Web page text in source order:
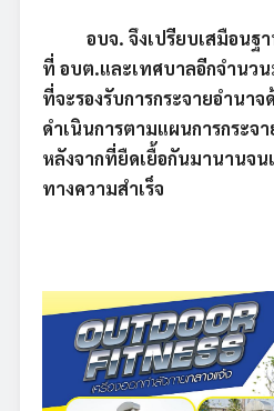
อบจ. จึงเปรียบเสมือน
ที่ อบต.และเทศบาลอีกจำนว
ที่จะรองรับการกระจายอำนา
ดำเนินการตามแผนการกระจ
หลังจากที่ยืดเยื้อกันมานานจน
ทางความสำเร็จ